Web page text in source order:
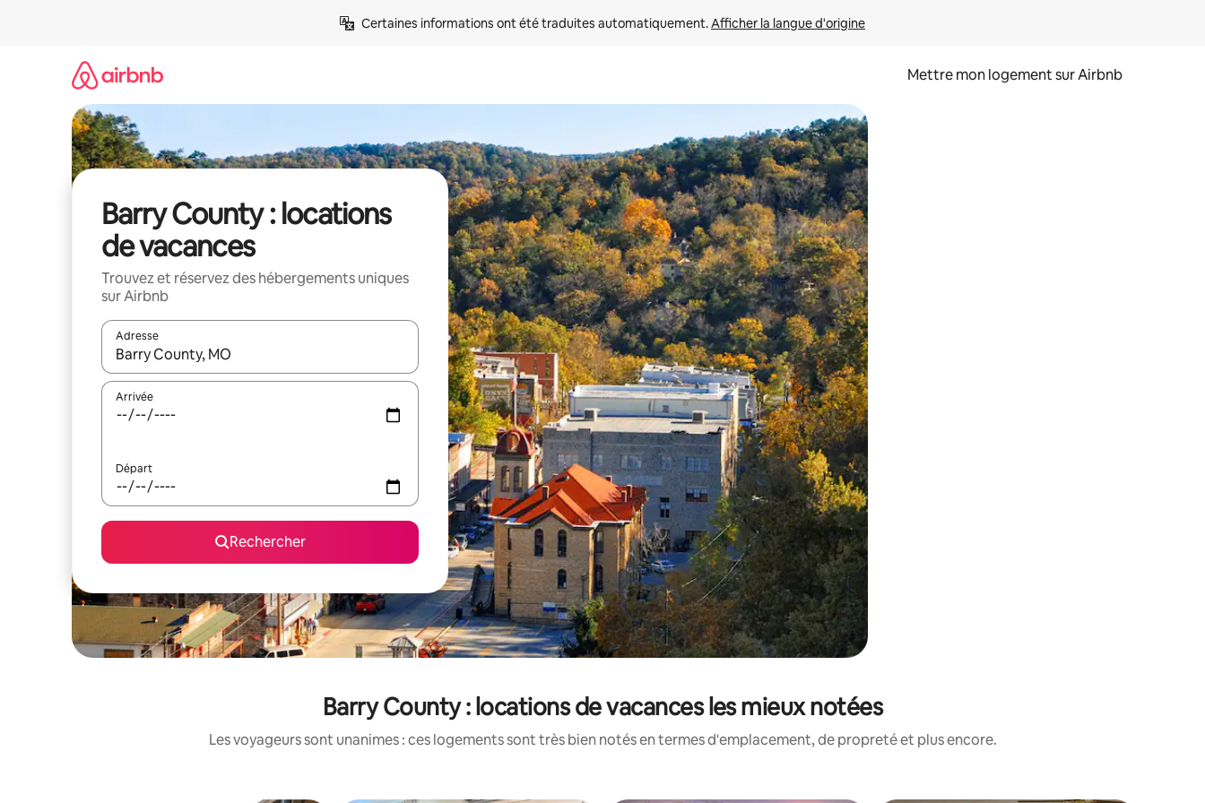
Certaines informations ont été traduites automatiquement. Afficher la langue d'origine
Mettre mon logement sur Airbnb
Barry County : locations
de vacances
Trouvez et réservez des hébergements uniques
sur Airbnb
Adresse
Lorsque les résultats s'affichent, utilisez les flèches vers le haut et vers le bas pour les parcourir ou en appuyant et en faisant glisser.
Arrivée
Départ
Rechercher
Barry County : locations de vacances les mieux notées
Les voyageurs sont unanimes : ces logements sont très bien notés en termes d'emplacement, de propreté et plus encore.